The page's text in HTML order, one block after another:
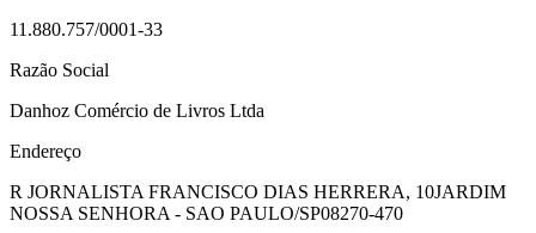
11.880.757/0001-33
Razão Social
Danhoz Comércio de Livros Ltda
Endereço
R JORNALISTA FRANCISCO DIAS HERRERA, 10JARDIM
NOSSA SENHORA - SAO PAULO/SP08270-470